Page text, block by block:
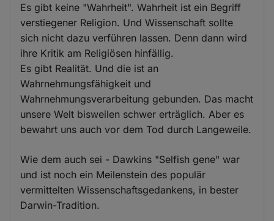
Es gibt keine "Wahrheit". Wahrheit ist ein Begriff
verstiegener Religion. Und Wissenschaft sollte
sich nicht dazu verführen lassen. Denn dann wird
ihre Kritik am Religiösen hinfällig.
Es gibt Realität. Und die ist an
Wahrnehmungsfähigkeit und
Wahrnehmungsverarbeitung gebunden. Das macht
unsere Welt bisweilen schwer erträglich. Aber es
bewahrt uns auch vor dem Tod durch Langeweile.
Wie dem auch sei - Dawkins "Selfish gene" war
und ist noch ein Meilenstein des populär
vermittelten Wissenschaftsgedankens, in bester
Darwin-Tradition.